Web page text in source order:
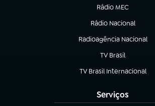
Rádio MEC
(abre em nova aba)
Rádio Nacional
Radioagência Nacional
(abre em nova aba)
TV Brasil
(abre em nova aba)
TV Brasil Internacional
(abre em nova aba)
Serviços